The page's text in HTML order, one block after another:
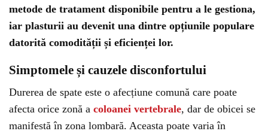
metode de tratament disponibile pentru a le gestiona,
iar plasturii au devenit una dintre opțiunile populare
datorită comodității și eficienței lor.
Simptomele și cauzele disconfortului
Durerea de spate este o afecțiune comună care poate
afecta orice zonă a coloanei vertebrale, dar de obicei se
manifestă în zona lombară. Aceasta poate varia în